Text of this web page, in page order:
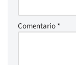
Comentario*